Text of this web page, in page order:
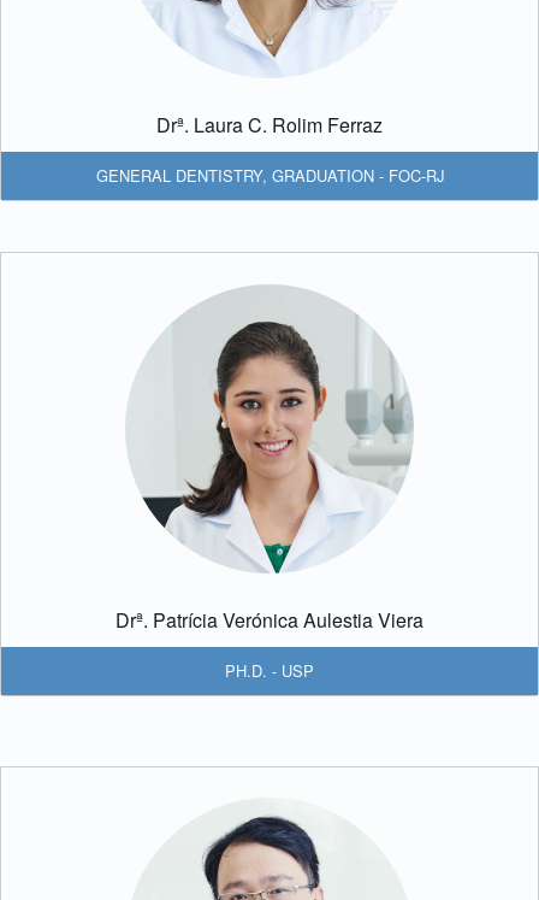
Drª. Laura C. Rolim Ferraz
GENERAL DENTISTRY, GRADUATION - FOC-RJ
Drª. Patrícia Verónica Aulestia Viera
PH.D. - USP